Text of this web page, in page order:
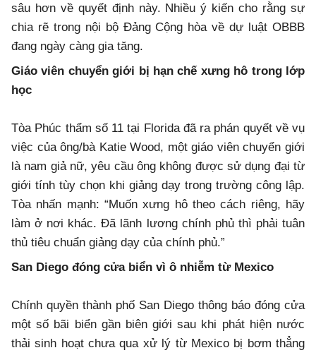
sâu hơn về quyết định này. Nhiều ý kiến cho rằng sự
chia rẽ trong nội bộ Đảng Cộng hòa về dự luật OBBB
đang ngày càng gia tăng.
Giáo viên chuyển giới bị hạn chế xưng hô trong lớp
học
Tòa Phúc thẩm số 11 tại Florida đã ra phán quyết về vụ
việc của ông/bà Katie Wood, một giáo viên chuyển giới
là nam giả nữ, yêu cầu ông không được sử dụng đại từ
giới tính tùy chọn khi giảng dạy trong trường công lập.
Tòa nhấn mạnh: “Muốn xưng hô theo cách riêng, hãy
làm ở nơi khác. Đã lãnh lương chính phủ thì phải tuân
thủ tiêu chuẩn giảng dạy của chính phủ.”
San Diego đóng cửa biển vì ô nhiễm từ Mexico
Chính quyền thành phố San Diego thông báo đóng cửa
một số bãi biển gần biên giới sau khi phát hiện nước
thải sinh hoạt chưa qua xử lý từ Mexico bị bơm thẳng